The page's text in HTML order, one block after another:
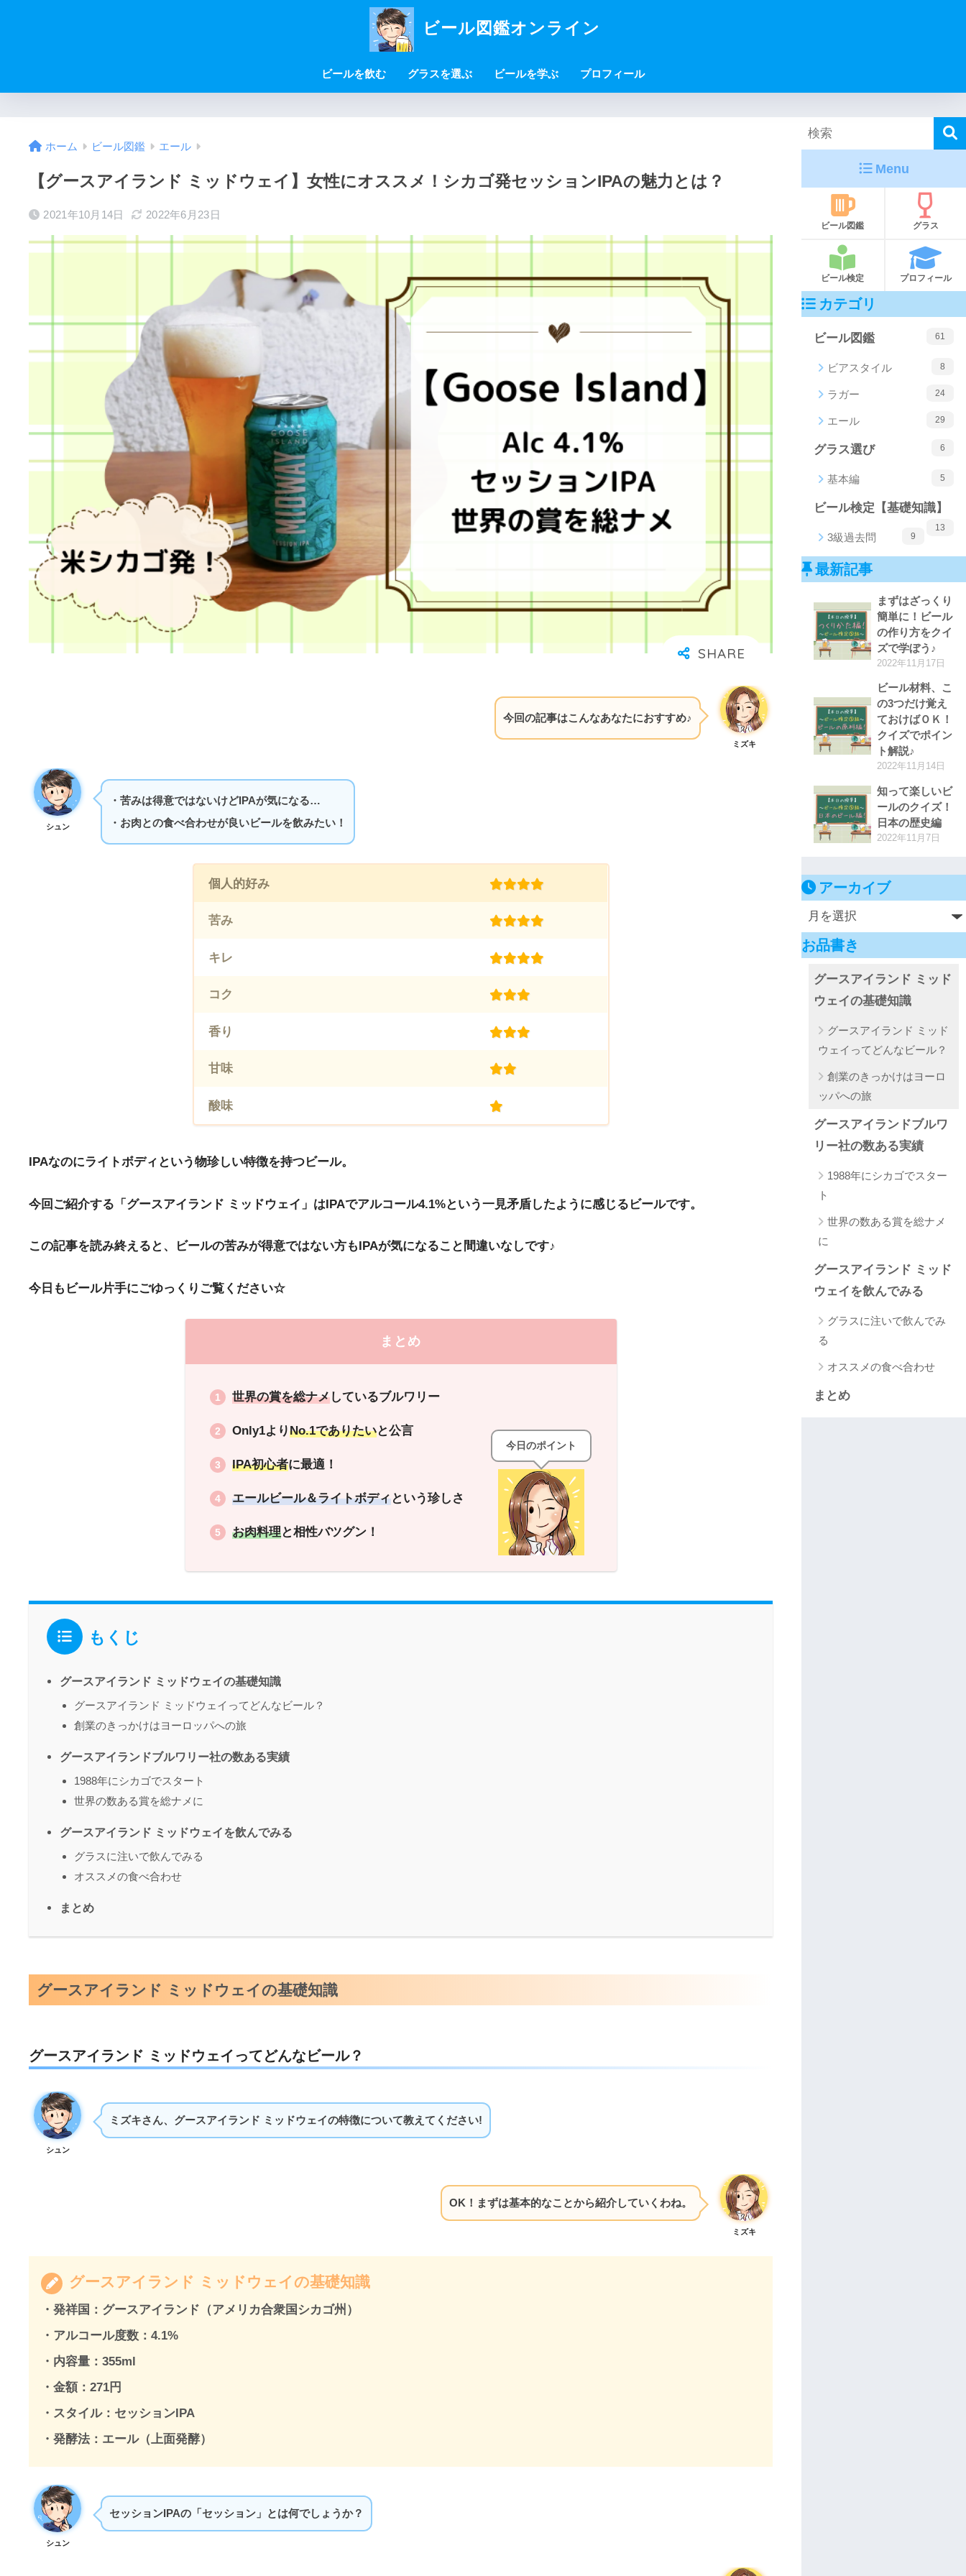
ビール図鑑オンライン
ビールを飲む グラスを選ぶ ビールを学ぶ プロフィール
ホーム ビール図鑑 エール
【グースアイランド ミッドウェイ】女性にオススメ！シカゴ発セッションIPAの魅力とは？
2021年10月14日 2022年6月23日
今回の記事はこんなあなたにおすすめ♪
ミズキ
シュン
・苦みは得意ではないけどIPAが気になる…
・お肉との食べ合わせが良いビールを飲みたい！
個人的好み
苦み
キレ
コク
香り
甘味
酸味
IPAなのにライトボディという物珍しい特徴を持つビール。
今回ご紹介する「グースアイランド ミッドウェイ」はIPAでアルコール4.1%という一見矛盾したように感じるビールです。
この記事を読み終えると、ビールの苦みが得意ではない方もIPAが気になること間違いなしです♪
今日もビール片手にごゆっくりご覧ください☆
まとめ
世界の賞を総ナメしているブルワリー
Only1よりNo.1でありたいと公言
IPA初心者に最適！
エールビール＆ライトボディという珍しさ
お肉料理と相性バツグン！
今日のポイント
もくじ
グースアイランド ミッドウェイの基礎知識
グースアイランド ミッドウェイってどんなビール？
創業のきっかけはヨーロッパへの旅
グースアイランドブルワリー社の数ある実績
1988年にシカゴでスタート
世界の数ある賞を総ナメに
グースアイランド ミッドウェイを飲んでみる
グラスに注いで飲んでみる
オススメの食べ合わせ
まとめ
グースアイランド ミッドウェイの基礎知識
グースアイランド ミッドウェイってどんなビール？
シュン
ミズキさん、グースアイランド ミッドウェイの特徴について教えてください!
OK！まずは基本的なことから紹介していくわね。
ミズキ
グースアイランド ミッドウェイの基礎知識
・発祥国： グースアイランド（アメリカ合衆国シカゴ州）
・アルコール度数：4.1%
・内容量：355ml
・金額：271円
・スタイル：セッションIPA
・発酵法：エール（上面発酵）
シュン
セッションIPAの「セッション」とは何でしょうか？
Menu
ビール図鑑 グラス
ビール検定 プロフィール
カテゴリ
ビール図鑑 61
ビアスタイル 8
ラガー 24
エール 29
グラス選び 6
基本編 5
ビール検定【基礎知識】
13
3級過去問 9
最新記事
まずはざっくり
簡単に！ビール
の作り方をクイ
ズで学ぼう♪
2022年11月17日
ビール材料、こ
の3つだけ覚え
ておけばＯＫ！
クイズでポイン
ト解説♪
2022年11月14日
知って楽しいビ
ールのクイズ！
日本の歴史編
2022年11月7日
アーカイブ
お品書き
グースアイランド ミッド
ウェイの基礎知識
グースアイランド ミッド
ウェイってどんなビール？
創業のきっかけはヨーロ
ッパへの旅
グースアイランドブルワ
リー社の数ある実績
1988年にシカゴでスター
ト
世界の数ある賞を総ナメ
に
グースアイランド ミッド
ウェイを飲んでみる
グラスに注いで飲んでみ
る
オススメの食べ合わせ
まとめ